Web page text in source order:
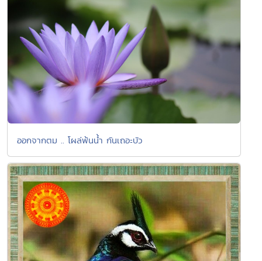
ออกจากตม .. โผล่พ้นน้ำ กันเถอะบัว